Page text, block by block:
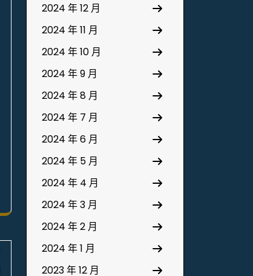
2024 年 12 月
2024 年 11 月
2024 年 10 月
2024 年 9 月
2024 年 8 月
2024 年 7 月
2024 年 6 月
2024 年 5 月
2024 年 4 月
2024 年 3 月
2024 年 2 月
2024 年 1 月
2023 年 12 月